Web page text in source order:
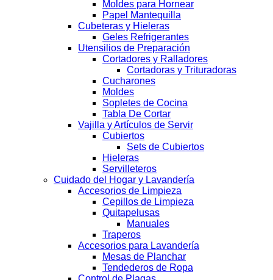
Moldes para Hornear
Papel Mantequilla
Cubeteras y Hieleras
Geles Refrigerantes
Utensilios de Preparación
Cortadores y Ralladores
Cortadoras y Trituradoras
Cucharones
Moldes
Sopletes de Cocina
Tabla De Cortar
Vajilla y Artículos de Servir
Cubiertos
Sets de Cubiertos
Hieleras
Servilleteros
Cuidado del Hogar y Lavandería
Accesorios de Limpieza
Cepillos de Limpieza
Quitapelusas
Manuales
Traperos
Accesorios para Lavandería
Mesas de Planchar
Tendederos de Ropa